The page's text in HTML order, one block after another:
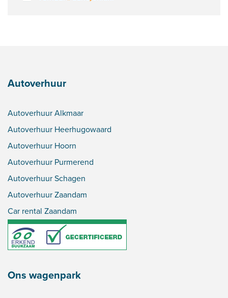
Autoverhuur
Autoverhuur Alkmaar
Autoverhuur Heerhugowaard
Autoverhuur Hoorn
Autoverhuur Purmerend
Autoverhuur Schagen
Autoverhuur Zaandam
Car rental Zaandam
Ons wagenpark